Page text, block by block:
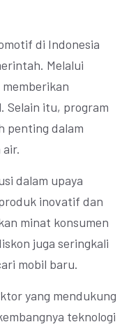
di Indonesia
Melalui
Selain itu, program
penting dalam
dalam upaya
inovatif dan
minat konsumen
juga seringkali
mobil baru.
yang mendukung
teknologi